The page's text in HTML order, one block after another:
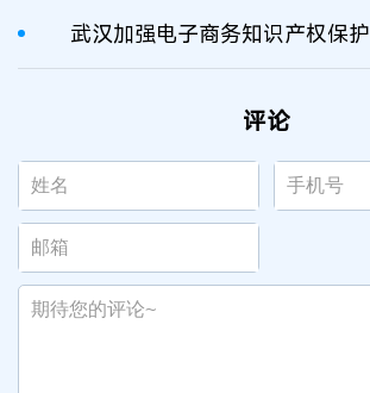
武汉加强电子商务知识产权保护
评论